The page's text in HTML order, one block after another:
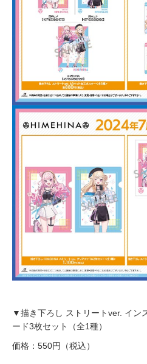
▼描き下ろし ストリートver. イン
ード3枚セット（全1種）
価格：550円（税込）